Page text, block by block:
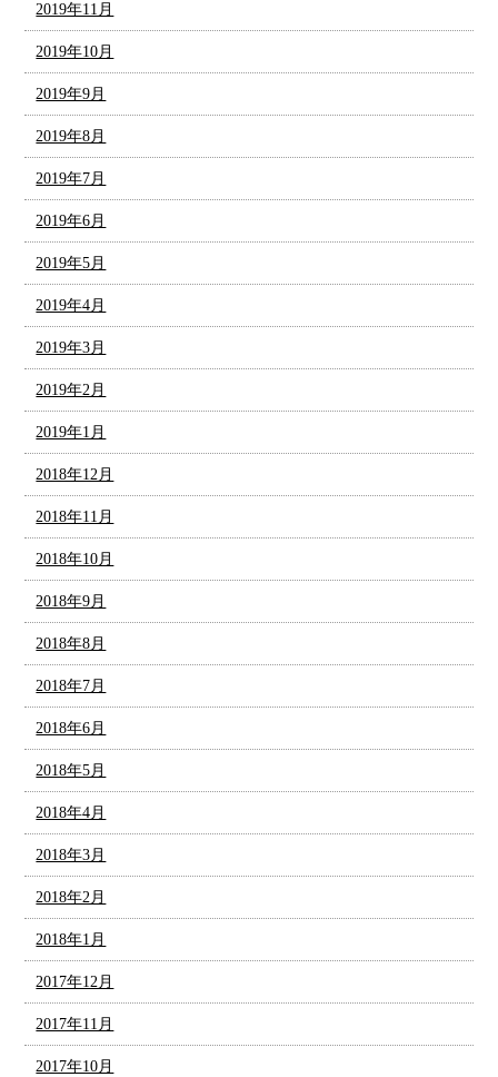
2019年11月
2019年10月
2019年9月
2019年8月
2019年7月
2019年6月
2019年5月
2019年4月
2019年3月
2019年2月
2019年1月
2018年12月
2018年11月
2018年10月
2018年9月
2018年8月
2018年7月
2018年6月
2018年5月
2018年4月
2018年3月
2018年2月
2018年1月
2017年12月
2017年11月
2017年10月